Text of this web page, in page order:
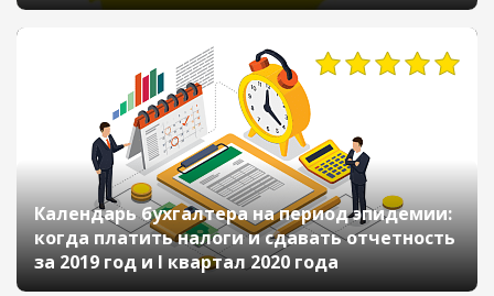
Календарь бухгалтера на период эпидемии:
когда платить налоги и сдавать отчетность
за 2019 год и I квартал 2020 года